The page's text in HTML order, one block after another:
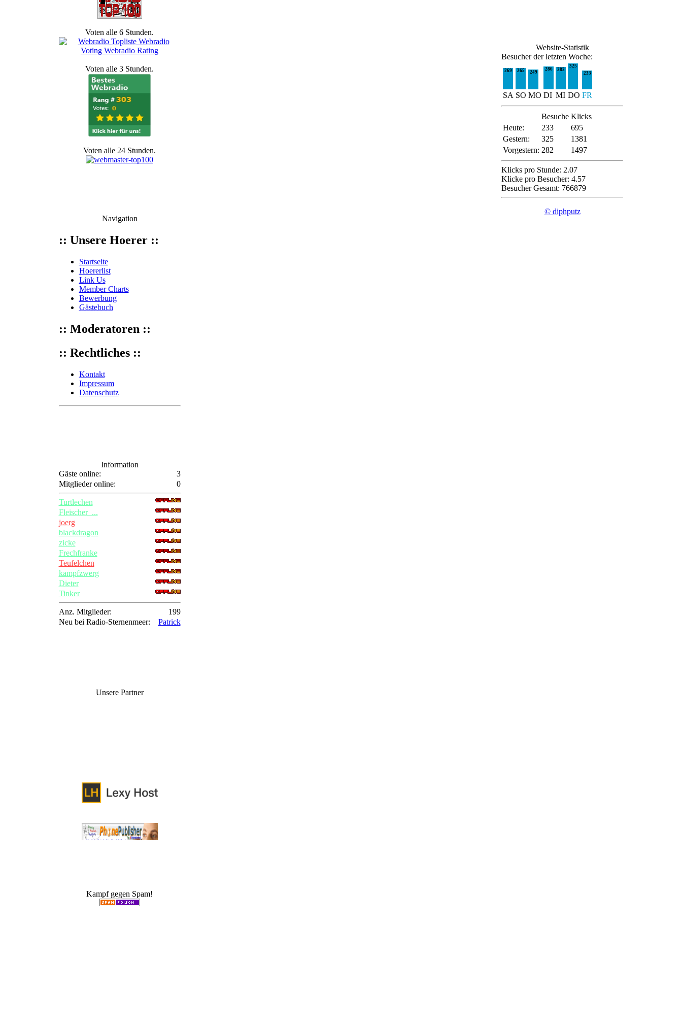
Voten alle 6 Stunden.
Voten alle 3 Stunden.
Voten alle 24 Stunden.
Navigation
:: Unsere Hoerer ::
Startseite
Hoererlist
Link Us
Member Charts
Bewerbung
Gästebuch
:: Moderatoren ::
:: Rechtliches ::
Kontakt
Impressum
Datenschutz
Information
Gäste online:
3
Mitglieder online:
0
Turtlechen
Fleischer_...
joerg
blackdragon
zicke
Frechfranke
Teufelchen
kampfzwerg
Dieter
Tinker
Anz. Mitglieder:
199
Neu bei Radio-Sternenmeer:
Patrick
Unsere Partner
Kampf gegen Spam!
Website-Statistik
Besucher der letzten Woche:
269 265 249
286 282
325
233
SA SO MO DI MI DO FR
Besuche Klicks
Heute:
233
695
Gestern:
325
1381
Vorgestern: 282 1497
Klicks pro Stunde: 2.07
Klicke pro Besucher: 4.57
Besucher Gesamt: 766879
© diphputz